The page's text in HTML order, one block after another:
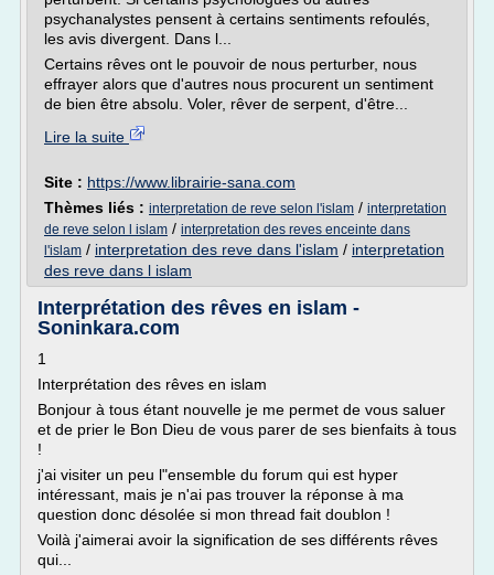
psychanalystes pensent à certains sentiments refoulés,
les avis divergent. Dans l...
Certains rêves ont le pouvoir de nous perturber, nous
effrayer alors que d'autres nous procurent un sentiment
de bien être absolu. Voler, rêver de serpent, d'être...
Lire la suite
Site : https://www.librairie-sana.com
Thèmes liés : interpretation de reve selon l'islam / interpretation
de reve selon l islam / interpretation des reves enceinte dans
l'islam / interpretation des reve dans l'islam / interpretation
des reve dans l islam
Interprétation des rêves en islam -
Soninkara.com
1
Interprétation des rêves en islam
Bonjour à tous étant nouvelle je me permet de vous saluer
et de prier le Bon Dieu de vous parer de ses bienfaits à tous
!
j'ai visiter un peu l"ensemble du forum qui est hyper
intéressant, mais je n'ai pas trouver la réponse à ma
question donc désolée si mon thread fait doublon !
Voilà j'aimerai avoir la signification de ses différents rêves
qui...